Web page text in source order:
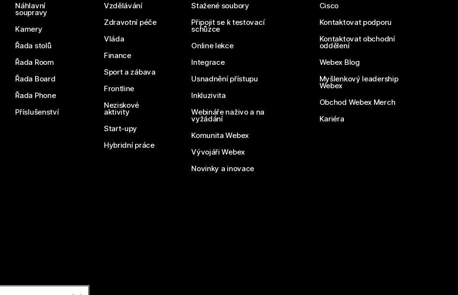
Náhlavní
soupravy
Kamery
Řada stolů
Řada Room
Řada Board
Řada Phone
Příslušenství
Vzdělávání
Zdravotní péče
Vláda
Finance
Sport a zábava
Frontline
Neziskové
aktivity
Start-upy
Hybridní práce
Stažené soubory
Připojit se k testovací
schůzce
Online lekce
Integrace
Usnadnění přístupu
Inkluzivita
Webináře naživo a na
vyžádání
Komunita Webex
Vývojáři Webex
Novinky a inovace
Cisco
Kontaktovat podporu
Kontaktovat obchodní
oddělení
Webex Blog
Myšlenkový leadership
Webex
Obchod Webex Merch
Kariéra